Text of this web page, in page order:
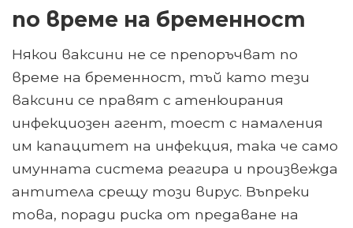
по време на бременност
Някои ваксини не се препоръчват по
време на бременност, тъй като тези
ваксини се правят с атенюирания
инфекциозен агент, тоест с намаления
им капацитет на инфекция, така че само
имунната система реагира и произвежда
антитела срещу този вирус. Въпреки
това, поради риска от предаване на